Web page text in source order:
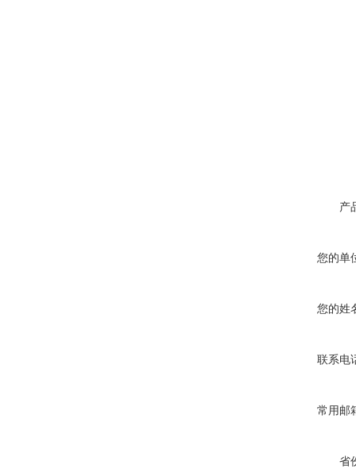
产
您的单
您的姓
联系电
常用邮
省